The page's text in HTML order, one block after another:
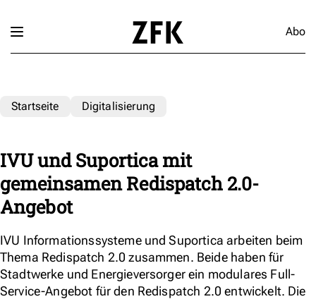
Abo
Startseite Digitalisierung
IVU und Suportica mit
gemeinsamen Redispatch 2.0-
Angebot
IVU Informationssysteme und Suportica arbeiten beim
Thema Redispatch 2.0 zusammen. Beide haben für
Stadtwerke und Energieversorger ein modulares Full-
Service-Angebot für den Redispatch 2.0 entwickelt. Die